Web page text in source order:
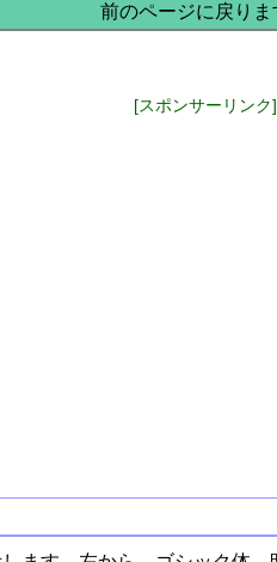
前のページに戻りま
[スポンサーリンク]